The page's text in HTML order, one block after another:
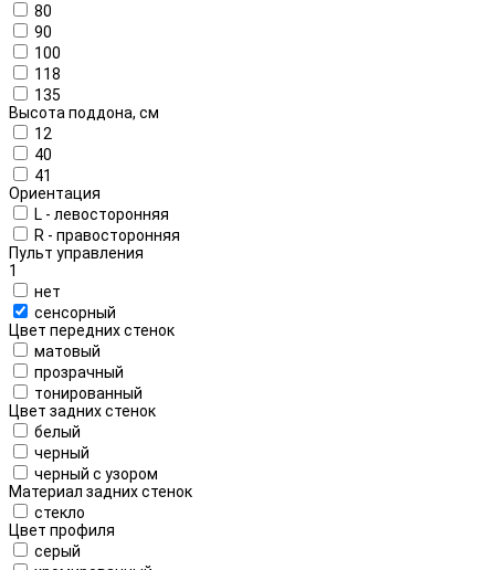
80
90
100
118
135
Высота поддона, см
12
40
41
Ориентация
L - левосторонняя
R - правосторонняя
Пульт управления
1
нет
сенсорный
Цвет передних стенок
матовый
прозрачный
тонированный
Цвет задних стенок
белый
черный
черный с узором
Материал задних стенок
стекло
Цвет профиля
серый